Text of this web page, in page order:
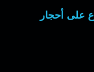
على أحجار